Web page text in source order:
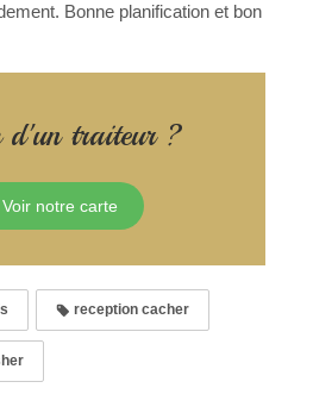
Bonne planification et bon
d'un traiteur ?
Voir notre carte
reception cacher